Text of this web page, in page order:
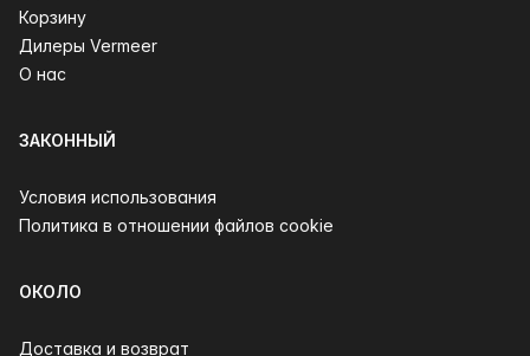
Корзину
Дилеры Vermeer
О нас
ЗАКОННЫЙ
Условия использования
Политика в отношении файлов cookie
ОКОЛО
Доставка и возврат